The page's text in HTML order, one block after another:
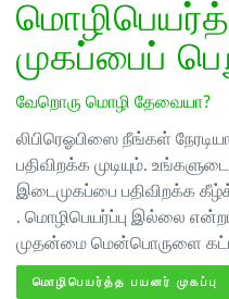
முகப்பைப்
வேறொரு மொழி தேவையா?
லிபிரெஓபிஸை நீங்கள்
பதிவிறக்க முடியும்.
இடைமுகப்பை பதிவிறக்க
. மொழிபெயர்ப்பு இல்லை
முதன்மை மென்பொருளை
மொழிபெயர்த்த பயனர் முகப்பு